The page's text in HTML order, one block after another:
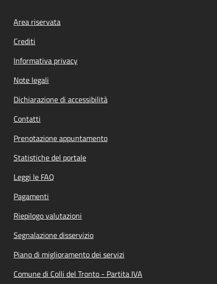
Footer menu
Area riservata
Crediti
Informativa privacy
Note legali
Dichiarazione di accessibilità
Contatti
Prenotazione appuntamento
Statistiche del portale
Leggi le FAQ
Pagamenti
Riepilogo valutazioni
Segnalazione disservizio
Piano di miglioramento dei servizi
Comune di Colli del Tronto - Partita IVA